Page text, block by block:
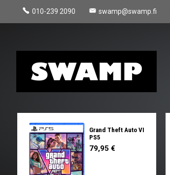
010-239 2090 swamp@swamp.fi
Grand Theft Auto VI
PS5
79,95 €